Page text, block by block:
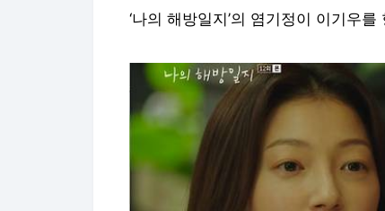
‘나의 해방일지’의 염기정이 이기우